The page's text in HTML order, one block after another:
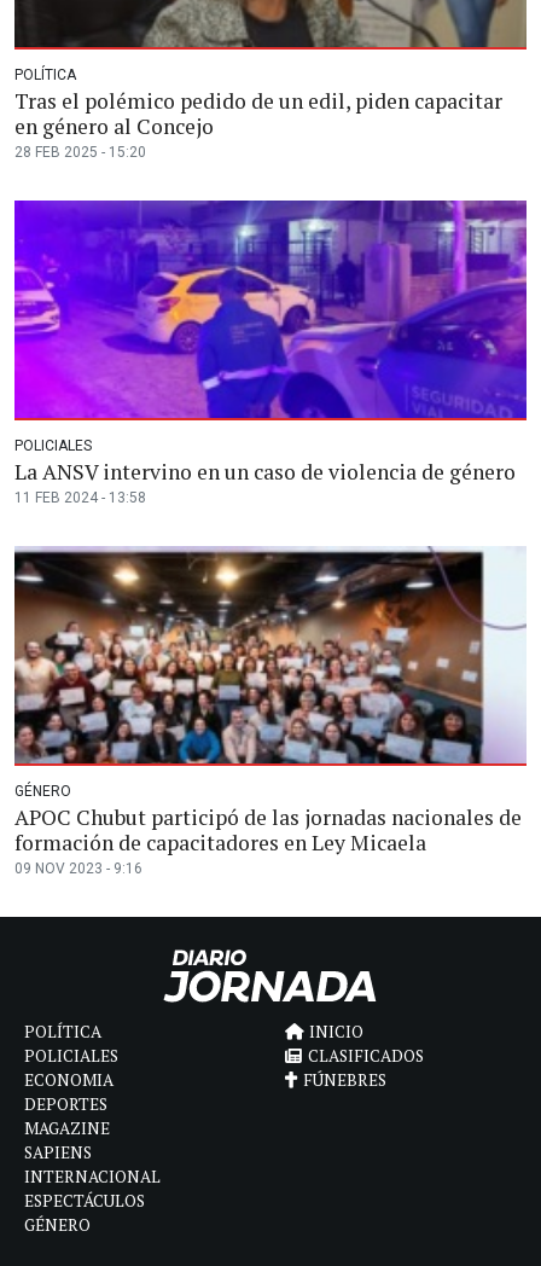
POLÍTICA
Tras el polémico pedido de un edil, piden capacitar
en género al Concejo
28 FEB 2025 - 15:20
POLICIALES
La ANSV intervino en un caso de violencia de género
11 FEB 2024 - 13:58
GÉNERO
APOC Chubut participó de las jornadas nacionales de
formación de capacitadores en Ley Micaela
09 NOV 2023 - 9:16
POLÍTICA
POLICIALES
ECONOMIA
DEPORTES
MAGAZINE
SAPIENS
INTERNACIONAL
ESPECTÁCULOS
GÉNERO
INICIO
CLASIFICADOS
FÚNEBRES